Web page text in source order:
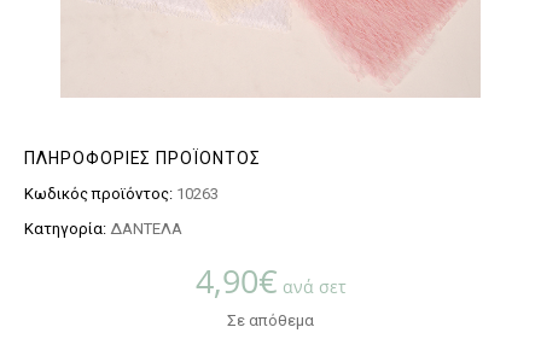
ΠΛΗΡΟΦΟΡΊΕΣ ΠΡΟΪΌΝΤΟΣ
Κωδικός προϊόντος: 10263
Κατηγορία: ΔΑΝΤΕΛΑ
4,90€ ανά σετ
Σε απόθεμα